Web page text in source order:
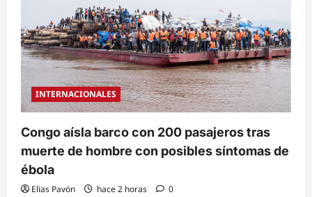
INTERNACIONALES
Congo aísla barco con 200 pasajeros tras
muerte de hombre con posibles síntomas de
ébola
Elias Pavón hace 2 horas 0